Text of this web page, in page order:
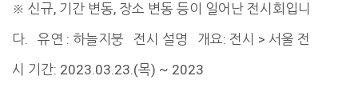
※ 신규, 기간 변동, 장소 변동 등이 일어난 전시회입니
다. 유연 : 하늘지붕 전시 설명 개요: 전시 > 서울 전
시 기간: 2023.03.23.(목) ~ 2023